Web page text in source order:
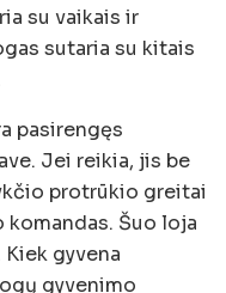
su vaikais ir
sutaria su kitais
pasirengęs
Jei reikia, jis be
protrūkio greitai
Šuo loja
gyvena
gyvenimo